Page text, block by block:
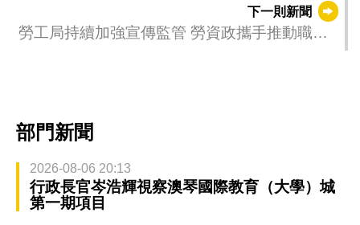
下一則新聞
勞工局持續加強宣傳監管 勞資政攜手推動職安
部門新聞
2026-08-06 20:13
行政長官岑浩輝視察澳琴國際教育（大學）城
第一期項目